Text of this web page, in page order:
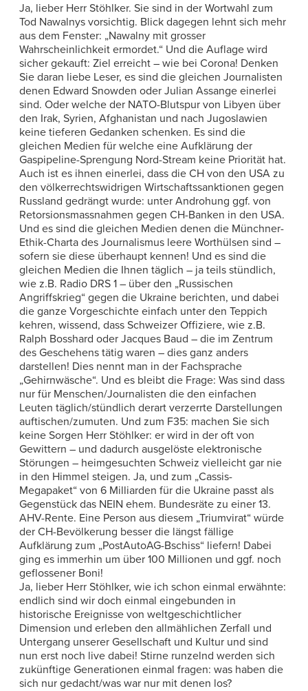
Ja, lieber Herr Stöhlker. Sie sind in der Wortwahl zum
Tod Nawalnys vorsichtig. Blick dagegen lehnt sich mehr
aus dem Fenster: „Nawalny mit grosser
Wahrscheinlichkeit ermordet.“ Und die Auflage wird
sicher gekauft: Ziel erreicht – wie bei Corona! Denken
Sie daran liebe Leser, es sind die gleichen Journalisten
denen Edward Snowden oder Julian Assange einerlei
sind. Oder welche der NATO-Blutspur von Libyen über
den Irak, Syrien, Afghanistan und nach Jugoslawien
keine tieferen Gedanken schenken. Es sind die
gleichen Medien für welche eine Aufklärung der
Gaspipeline-Sprengung Nord-Stream keine Priorität hat.
Auch ist es ihnen einerlei, dass die CH von den USA zu
den völkerrechtswidrigen Wirtschaftssanktionen gegen
Russland gedrängt wurde: unter Androhung ggf. von
Retorsionsmassnahmen gegen CH-Banken in den USA.
Und es sind die gleichen Medien denen die Münchner-
Ethik-Charta des Journalismus leere Worthülsen sind –
sofern sie diese überhaupt kennen! Und es sind die
gleichen Medien die Ihnen täglich – ja teils stündlich,
wie z.B. Radio DRS 1 – über den „Russischen
Angriffskrieg“ gegen die Ukraine berichten, und dabei
die ganze Vorgeschichte einfach unter den Teppich
kehren, wissend, dass Schweizer Offiziere, wie z.B.
Ralph Bosshard oder Jacques Baud – die im Zentrum
des Geschehens tätig waren – dies ganz anders
darstellen! Dies nennt man in der Fachsprache
„Gehirnwäsche“. Und es bleibt die Frage: Was sind dass
nur für Menschen/Journalisten die den einfachen
Leuten täglich/stündlich derart verzerrte Darstellungen
auftischen/zumuten. Und zum F35: machen Sie sich
keine Sorgen Herr Stöhlker: er wird in der oft von
Gewittern – und dadurch ausgelöste elektronische
Störungen – heimgesuchten Schweiz vielleicht gar nie
in den Himmel steigen. Ja, und zum „Cassis-
Megapaket“ von 6 Milliarden für die Ukraine passt als
Gegenstück das NEIN ehem. Bundesräte zu einer 13.
AHV-Rente. Eine Person aus diesem „Triumvirat“ würde
der CH-Bevölkerung besser die längst fällige
Aufklärung zum „PostAutoAG-Bschiss“ liefern! Dabei
ging es immerhin um über 100 Millionen und ggf. noch
geflossener Boni!
Ja, lieber Herr Stöhlker, wie ich schon einmal erwähnte:
endlich sind wir doch einmal eingebunden in
historische Ereignisse von weltgeschichtlicher
Dimension und erleben den allmählichen Zerfall und
Untergang unserer Gesellschaft und Kultur und sind
nun erst noch live dabei! Stirne runzelnd werden sich
zukünftige Generationen einmal fragen: was haben die
sich nur gedacht/was war nur mit denen los?